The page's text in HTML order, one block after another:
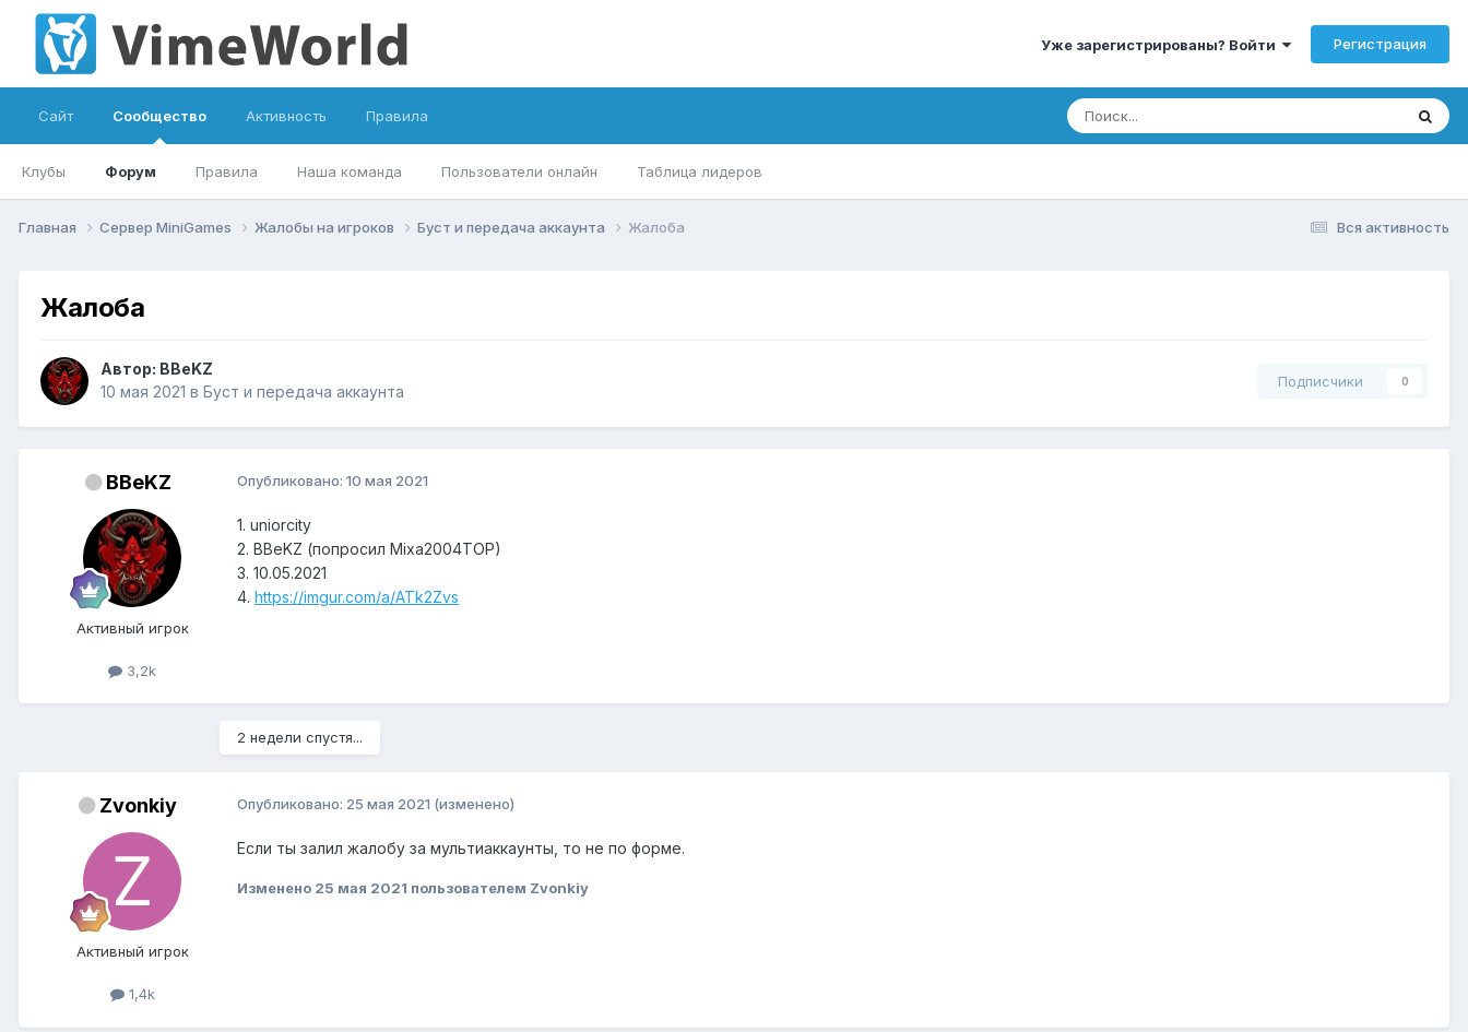
Уже зарегистрированы? Войти Регистрация
Сайт Сообщество
Клубы Форум Правила Наша команда Пользователи онлайн Таблица лидеров
Активность Правила
Вся активность
Главная Сервер MiniGames Жалобы на игроков Буст и передача аккаунта Жалоба
Жалоба
Автор: BBeKZ
10 мая 2021 в Буст и передача аккаунта
Подписчики 0
BBeKZ
Активный игрок
3,2k
Опубликовано: 10 мая 2021
1. uniorcity
2. BBeKZ (попросил Mixa2004TOP)
3. 10.05.2021
4. https://imgur.com/a/ATk2Zvs
2 недели спустя...
Zvonkiy
Активный игрок
1,4k
Опубликовано: 25 мая 2021 (изменено)
Если ты залил жалобу за мультиаккаунты, то не по форме.
Изменено 25 мая 2021 пользователем Zvonkiy